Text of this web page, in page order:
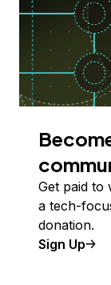
Get paid to
a tech-
donation.
Sign Up